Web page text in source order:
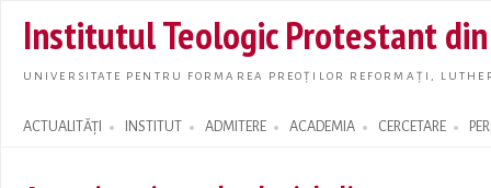
main
Institutul Teologic Protestant
UNIVERSITATE PENTRU FORMAREA PREOȚILOR REFORMAȚI,
ACTUALITĂȚI INSTITUT ADMITERE ACADEMIA CERCETARE
Search form